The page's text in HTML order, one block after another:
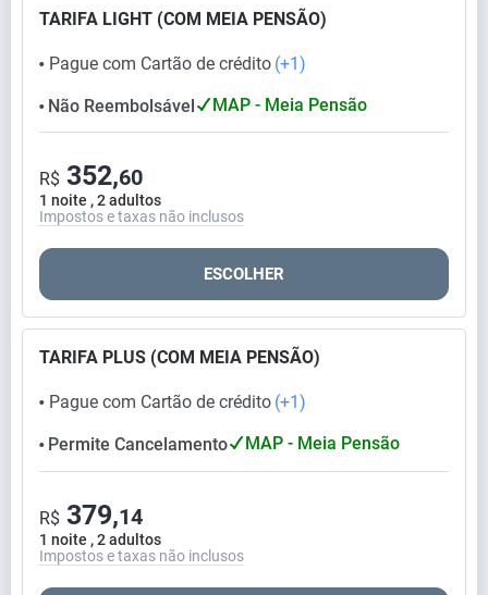
TARIFA LIGHT (COM MEIA PENSÃO)
⬤ Pague com Cartão de crédito (+1)
⬤ Não Reembolsável MAP - Meia Pensão
1 noite , 2 adultos
R$ 352,60
Impostos e taxas não inclusos
ESCOLHER
TARIFA PLUS (COM MEIA PENSÃO)
⬤ Pague com Cartão de crédito (+1)
⬤ Permite Cancelamento MAP - Meia Pensão
1 noite , 2 adultos
R$ 379,14
Impostos e taxas não inclusos